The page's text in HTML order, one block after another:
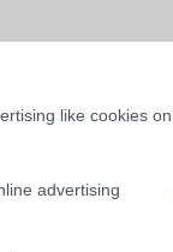
like cookies on
advertising